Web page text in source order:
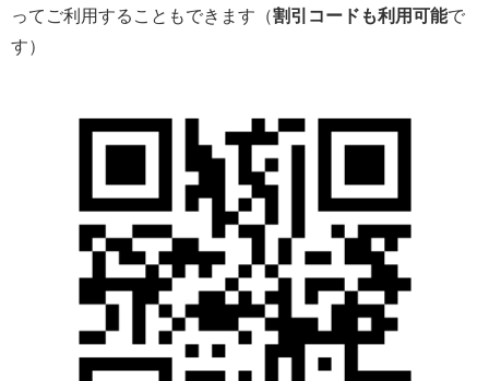
ってご利用することもできます（割引コードも利用可能で
す）